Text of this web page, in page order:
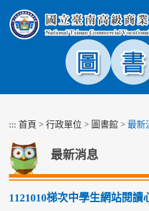
塊
::: 首頁 > 行政單位 > 圖書館 > 最新
最新消息
1121010梯次中學生網站閱